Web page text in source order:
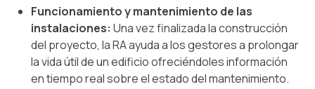
Funcionamiento y mantenimiento de las
instalaciones: Una vez finalizada la construcción
del proyecto, la RA ayuda a los gestores a prolongar
la vida útil de un edificio ofreciéndoles información
en tiempo real sobre el estado del mantenimiento.